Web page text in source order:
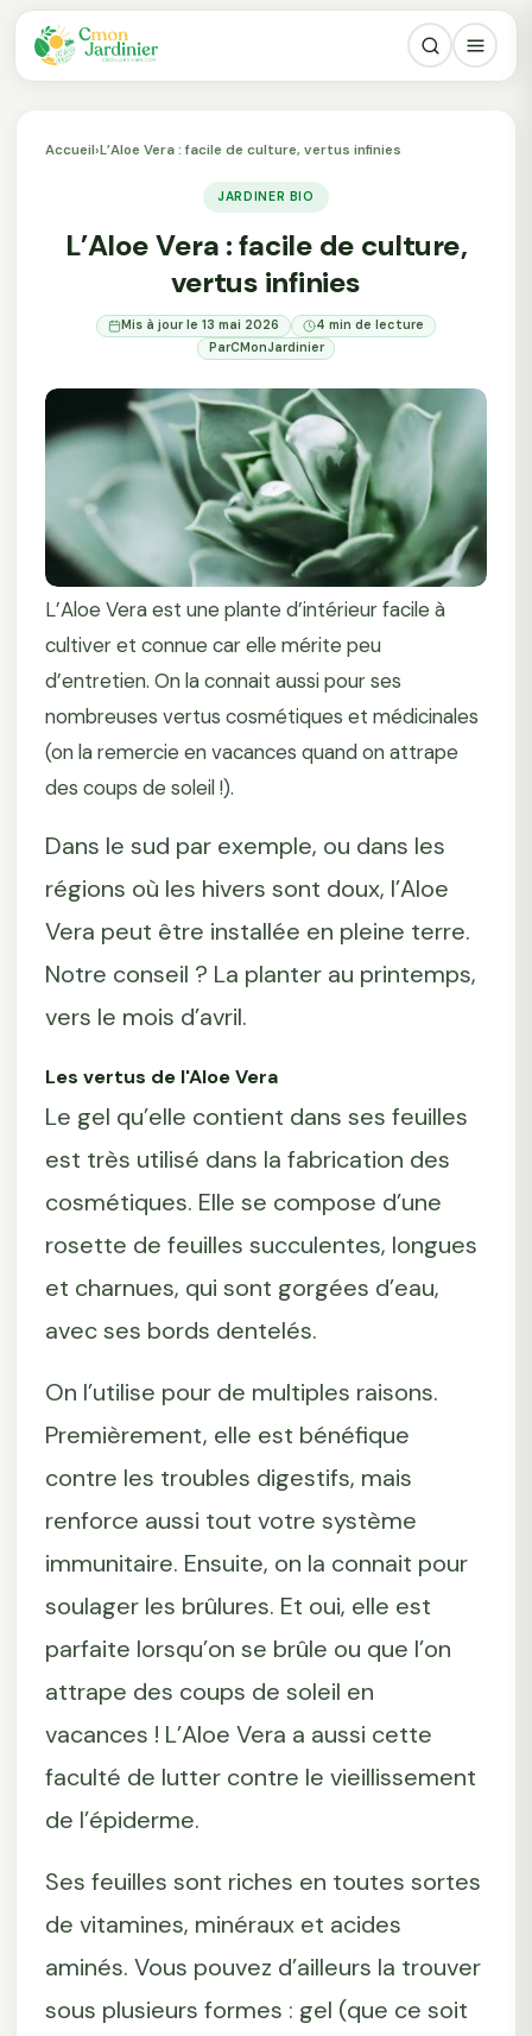
Accueil›L’Aloe Vera : facile de culture, vertus infinies
JARDINER BIO
L’Aloe Vera : facile de culture,
vertus infinies
Mis à jour le 13 mai 2026
4 min de lecture
ParCMonJardinier
L’Aloe Vera est une plante d’intérieur facile à
cultiver et connue car elle mérite peu
d’entretien. On la connait aussi pour ses
nombreuses vertus cosmétiques et médicinales
(on la remercie en vacances quand on attrape
des coups de soleil !).
Dans le sud par exemple, ou dans les
régions où les hivers sont doux, l’Aloe
Vera peut être installée en pleine terre.
Notre conseil ? La planter au printemps,
vers le mois d’avril.
Les vertus de l'Aloe Vera
Le gel qu’elle contient dans ses feuilles
est très utilisé dans la fabrication des
cosmétiques. Elle se compose d’une
rosette de feuilles succulentes, longues
et charnues, qui sont gorgées d’eau,
avec ses bords dentelés.
On l’utilise pour de multiples raisons.
Premièrement, elle est bénéfique
contre les troubles digestifs, mais
renforce aussi tout votre système
immunitaire. Ensuite, on la connait pour
soulager les brûlures. Et oui, elle est
parfaite lorsqu’on se brûle ou que l’on
attrape des coups de soleil en
vacances ! L’Aloe Vera a aussi cette
faculté de lutter contre le vieillissement
de l’épiderme.
Ses feuilles sont riches en toutes sortes
de vitamines, minéraux et acides
aminés. Vous pouvez d’ailleurs la trouver
sous plusieurs formes : gel (que ce soit